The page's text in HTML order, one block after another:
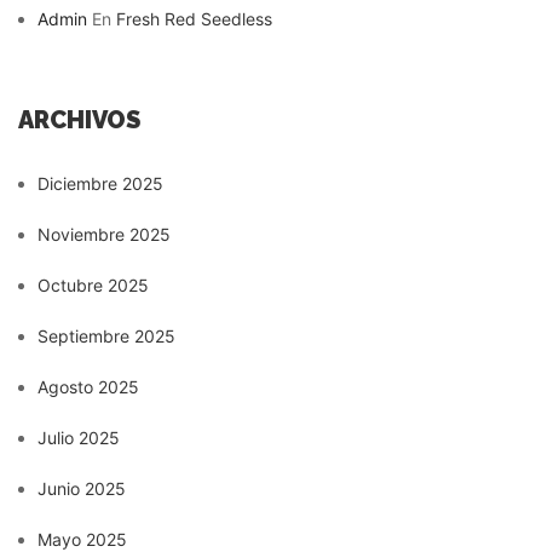
Admin En Fresh Red Seedless
ARCHIVOS
Diciembre 2025
Noviembre 2025
Octubre 2025
Septiembre 2025
Agosto 2025
Julio 2025
Junio 2025
Mayo 2025